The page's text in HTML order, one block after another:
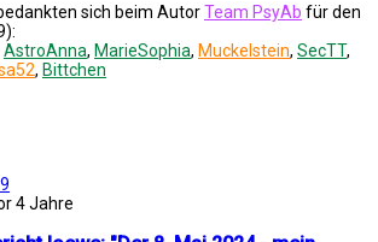
sich beim AutorTeam PsyAb für den
AstroAnna, MarieSophia, Muckelstein, SecTT,
, Bittchen
4 Jahre